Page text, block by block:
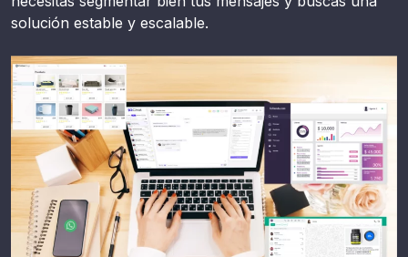
solución estable y escalable.